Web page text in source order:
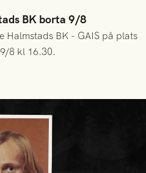
BK borta 9/8
Halmstads BK - GAIS på plats
8 kl 16.30.